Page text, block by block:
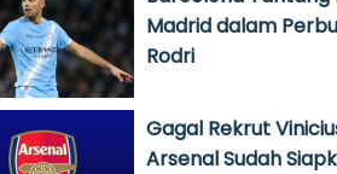
Madrid dalam
Rodri
Gagal Rekrut
Arsenal Sudah